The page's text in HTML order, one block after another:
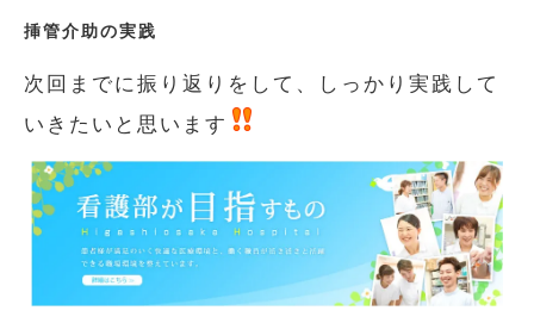
挿管介助の実践
次回までに振り返りをして、しっかり実践して
いきたいと思います